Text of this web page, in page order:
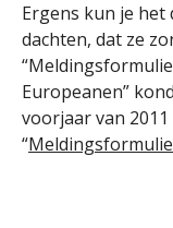
Ergens kun je het
dachten, dat ze
Europeanen”
voorjaar van
“